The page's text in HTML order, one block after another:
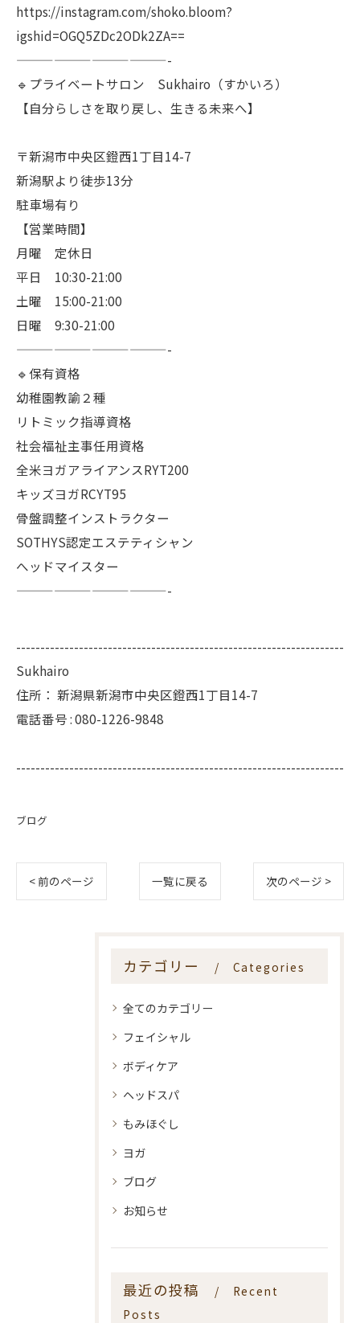
https://instagram.com/shoko.bloom?
igshid=OGQ5ZDc2ODk2ZA==
————————————-
🔹プライベートサロン Sukhairo（すかいろ）
【自分らしさを取り戻し、生きる未来へ】
〒新潟市中央区鐙西1丁目14-7
新潟駅より徒歩13分
駐車場有り
【営業時間】
月曜 定休日
平日 10:30-21:00
土曜 15:00-21:00
日曜 9:30-21:00
————————————-
🔹保有資格
幼稚園教諭２種
リトミック指導資格
社会福祉主事任用資格
全米ヨガアライアンスRYT200
キッズヨガRCYT95
骨盤調整インストラクター
SOTHYS認定エステティシャン
へッドマイスター
————————————-
--------------------------------------------------------------------
Sukhairo
住所： 新潟県新潟市中央区鐙西1丁目14-7
電話番号 :080-1226-9848
--------------------------------------------------------------------
ブログ
< 前のページ 一覧に戻る 次のページ >
カテゴリー Categories
全てのカテゴリー
フェイシャル
ボディケア
ヘッドスパ
もみほぐし
ヨガ
ブログ
お知らせ
最近の投稿
Recent
Posts